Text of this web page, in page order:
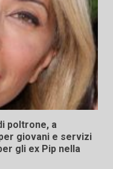
poltrone, a
giovani e servizi
gli ex Pip nella